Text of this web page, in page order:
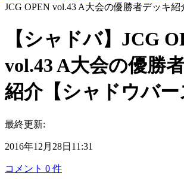
JCG OPEN vol.43 A大会の優勝者デッキ紹
【シャドバ】JCG
vol.43 A大会の優勝
紹介【シャドウバー
最終更新:
2016年12月28日11:31
コメント 0 件